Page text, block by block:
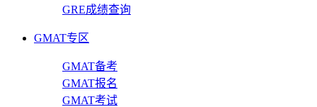
GRE成绩查询
GMAT专区
GMAT备考
GMAT报名
GMAT考试